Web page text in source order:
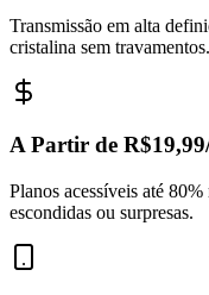
Transmissão em alta
cristalina sem travamentos.
A Partir de
Planos acessíveis até
escondidas ou surpresas.